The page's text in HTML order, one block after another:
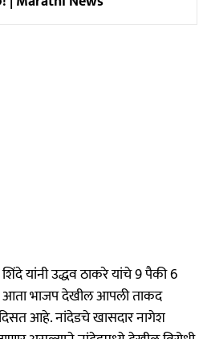
यांनी उद्धव ठाकरे यांचे 9 पैकी 6
आता भाजप देखील आपली ताकद
दिसत आहे. नांदेडचे खासदार नागेश